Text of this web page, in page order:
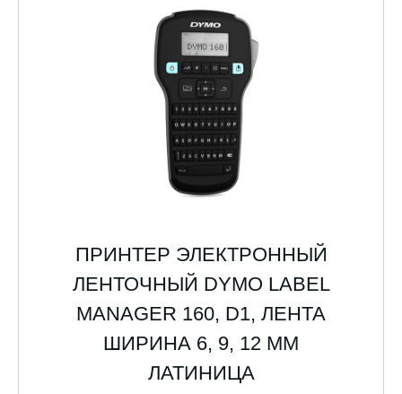
ПРИНТЕР ЭЛЕКТРОННЫЙ
ЛЕНТОЧНЫЙ DYMO LABEL
MANAGER 160, D1, ЛЕНТА
ШИРИНА 6, 9, 12 ММ
ЛАТИНИЦА